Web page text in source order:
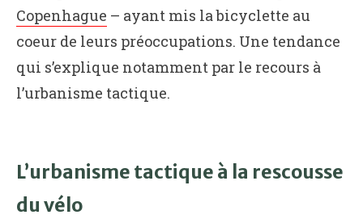
Copenhague – ayant mis la bicyclette au
coeur de leurs préoccupations. Une tendance
qui s’explique notamment par le recours à
l’urbanisme tactique.
L’urbanisme tactique à la rescousse
du vélo